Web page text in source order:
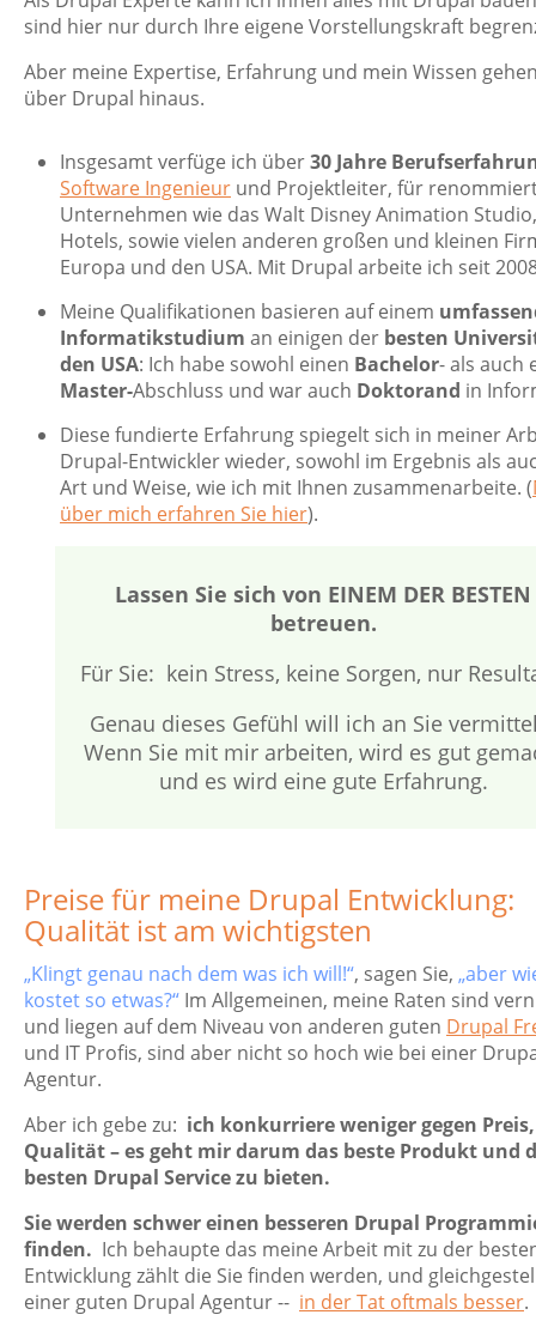
sind hier nur durch Ihre eigene Vorstellungskraft
Aber meine Expertise, Erfahrung und mein Wissen
über Drupal hinaus.
Insgesamt verfüge ich über30 Jahre
Software Ingenieur und Projektleiter, für
Unternehmen wie das Walt Disney Animation
Hotels, sowie vielen anderen großen und kleinen
Europa und den USA. Mit Drupal arbeite ich seit
Meine Qualifikationen basieren auf einem
Informatikstudium an einigen der besten
den USA: Ich habe sowohl einen Bachelor- als auch
Master-Abschluss und war auch Doktorand in
Diese fundierte Erfahrung spiegelt sich in meiner
Drupal-Entwickler wieder, sowohl im Ergebnis als
Art und Weise, wie ich mit Ihnen zusammenarbeite. (
über mich erfahren Sie hier).
Lassen Sie sich von EINEM DER BESTEN
betreuen.
Für Sie: kein Stress, keine Sorgen, nur
Genau dieses Gefühl will ich an Sie
Wenn Sie mit mir arbeiten, wird es gut
und es wird eine gute Erfahrung.
Preise für meine Drupal Entwicklung:
Qualität ist am wichtigsten
„Klingt genau nach dem was ich will!“, sagen Sie, „aber
kostet so etwas?“ Im Allgemeinen, meine Raten sind
und liegen auf dem Niveau von anderen guten Drupal
und IT Profis, sind aber nicht so hoch wie bei einer
Agentur.
Aber ich gebe zu: ich konkurriere weniger gegen
Qualität – es geht mir darum das beste Produkt und
besten Drupal Service zu bieten.
Sie werden schwer einen besseren Drupal
finden. Ich behaupte das meine Arbeit mit zu der
Entwicklung zählt die Sie finden werden, und
einer guten Drupal Agentur -- in der Tat oftmals besser.